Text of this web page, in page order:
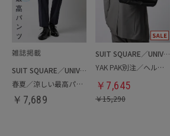
SUIT SQUARE／UNIVERSAL LANGUAGE
春夏／涼しい最高パンツ
￥ 7,689
SUIT SQUARE／UNIVERSAL LANGUAGE
YAK PAK別注／ヘルメットバッグ
￥ 7,645
￥15,290